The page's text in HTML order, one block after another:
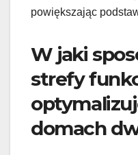
powiększając
W jaki
strefy
domach